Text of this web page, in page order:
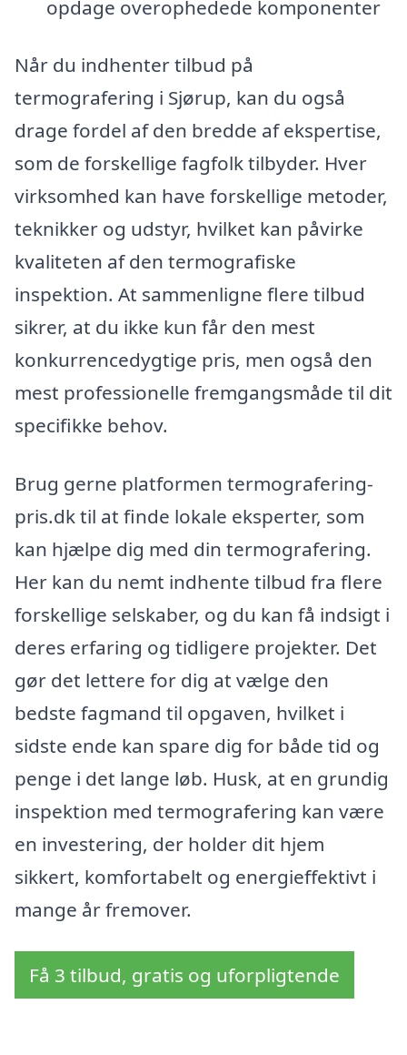
opdage overophedede komponenter
Når du indhenter tilbud på
termografering i Sjørup, kan du også
drage fordel af den bredde af ekspertise,
som de forskellige fagfolk tilbyder. Hver
virksomhed kan have forskellige metoder,
teknikker og udstyr, hvilket kan påvirke
kvaliteten af den termografiske
inspektion. At sammenligne flere tilbud
sikrer, at du ikke kun får den mest
konkurrencedygtige pris, men også den
mest professionelle fremgangsmåde til dit
specifikke behov.
Brug gerne platformen termografering-
pris.dk til at finde lokale eksperter, som
kan hjælpe dig med din termografering.
Her kan du nemt indhente tilbud fra flere
forskellige selskaber, og du kan få indsigt i
deres erfaring og tidligere projekter. Det
gør det lettere for dig at vælge den
bedste fagmand til opgaven, hvilket i
sidste ende kan spare dig for både tid og
penge i det lange løb. Husk, at en grundig
inspektion med termografering kan være
en investering, der holder dit hjem
sikkert, komfortabelt og energieffektivt i
mange år fremover.
Få 3 tilbud, gratis og uforpligtende